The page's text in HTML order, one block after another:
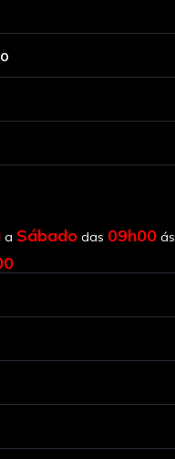
a Sábado das 09h00 ás